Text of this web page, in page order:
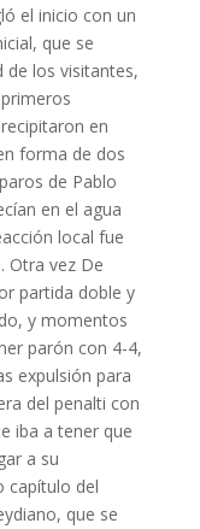
el inicio con un
que se
de los visitantes,
en
forma de dos
de Pablo
en el agua
local fue
Otra vez De
partida doble y
y momentos
parón con 4-4,
expulsión para
del penalti con
iba a tener que
a su
capítulo del
que se